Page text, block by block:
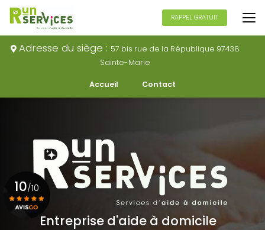
Aller
au
principal
Adresse du siège : 57 bis rue de la République 97438
Sainte-Marie
Accueil Contact
RAPPEL GRATUIT
Entreprise d'aide à domicile
10/10
Voir le certificat